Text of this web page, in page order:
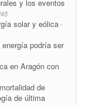
y los eventos
solar y eólica -
podría ser
en Aragón con
de
de última